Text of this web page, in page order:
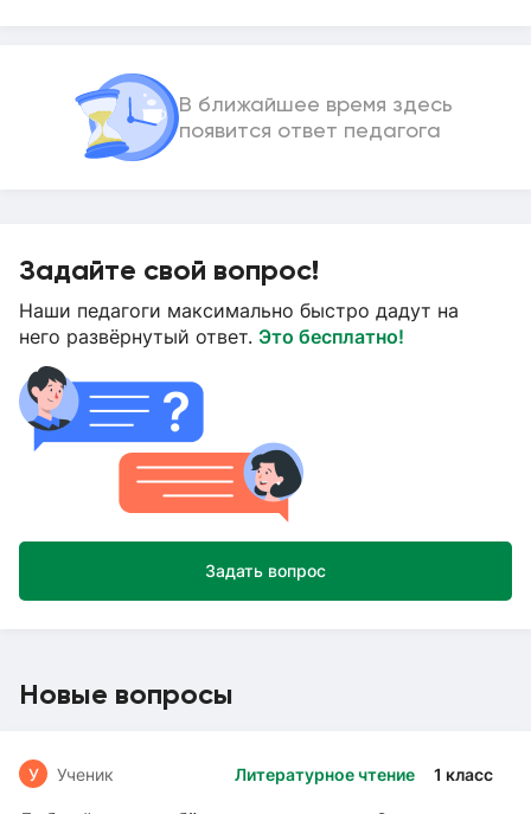
В ближайшее время здесь
появится ответ педагога
Задайте свой вопрос!
Наши педагоги максимально быстро дадут на
него развёрнутый ответ. Это бесплатно!
Задать вопрос
Новые вопросы
Литературное чтение 1 класс
У Ученик